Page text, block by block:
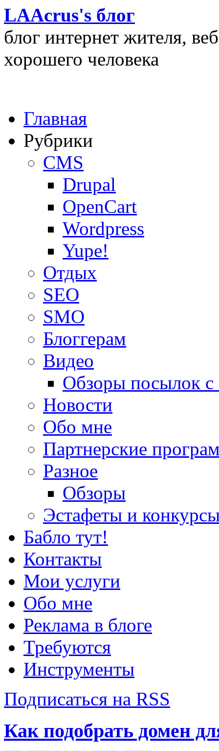
LAAcrus's блог
блог интернет жителя,
хорошего человека
Главная
Рубрики
CMS
Drupal
OpenCart
Wordpress
Yupe!
Oтдых
SEO
SMO
Блоггерам
Видео
Обзоры посылок с
Новости
Обо мне
Партнерские
Разное
Обзоры
Эстафеты и
Бабло тут!
Контакты
Мои услуги
Обо мне
Реклама в блоге
Требуются
Инструменты
Подписаться на RSS
Как подобрать домен